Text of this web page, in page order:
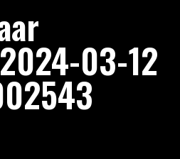
03-12